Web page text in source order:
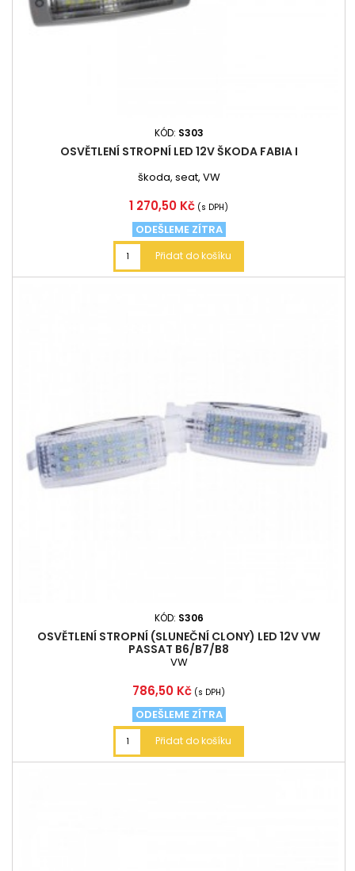
KÓD: S303
OSVĚTLENÍ STROPNÍ LED 12V ŠKODA FABIA I
škoda, seat, VW
Cena
1 270,50 Kč (s DPH)
ODEŠLEME ZÍTRA
Přidat do košíku
KÓD: S306
OSVĚTLENÍ STROPNÍ (SLUNEČNÍ CLONY) LED 12V VW
PASSAT B6/B7/B8
VW
Cena
786,50 Kč (s DPH)
ODEŠLEME ZÍTRA
Přidat do košíku